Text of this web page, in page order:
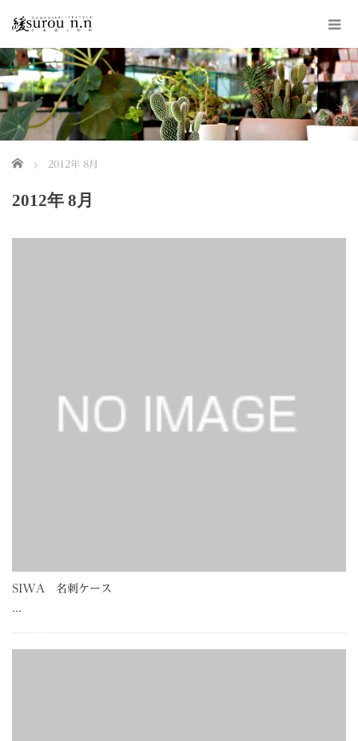
ホーム 2012年 8月
2012年 8月
SIWA 名刺ケース
…